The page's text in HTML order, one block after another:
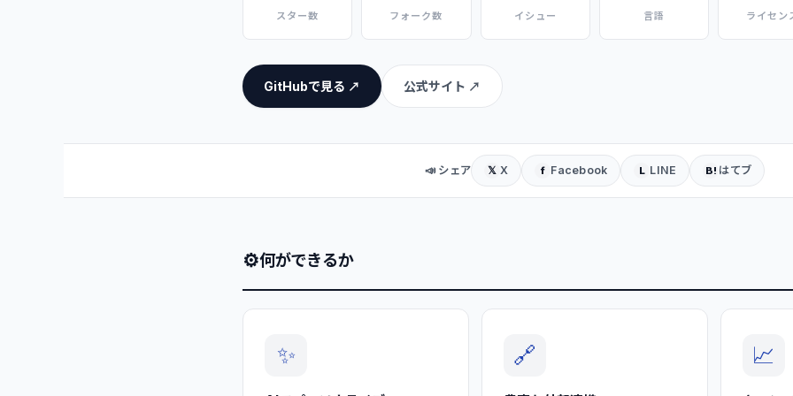
スター数 フォーク数 イシュー 言語 ライセン
GitHubで見る ↗ 公式サイト ↗
📣 シェア 𝕏 X f Facebook L LINE B! はてブ
⚙何ができるか
✨ 🔗 📈